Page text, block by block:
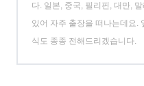
다. 일본, 중국, 필리핀, 대만,
있어 자주 출장을 떠나는데요.
식도 종종 전해드리겠습니다.